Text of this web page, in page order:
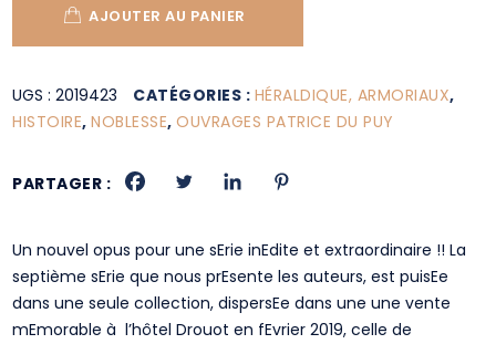
AJOUTER AU PANIER
UGS :2019423 CATÉGORIES : HÉRALDIQUE, ARMORIAUX,
HISTOIRE,NOBLESSE,OUVRAGES PATRICE DU PUY
PARTAGER :
Un nouvel opus pour une sErie inEdite et extraordinaire !! La
septième sErie que nous prEsente les auteurs, est puisEe
dans une seule collection, dispersEe dans une une vente
mEmorable à l’hôtel Drouot en fEvrier 2019, celle de